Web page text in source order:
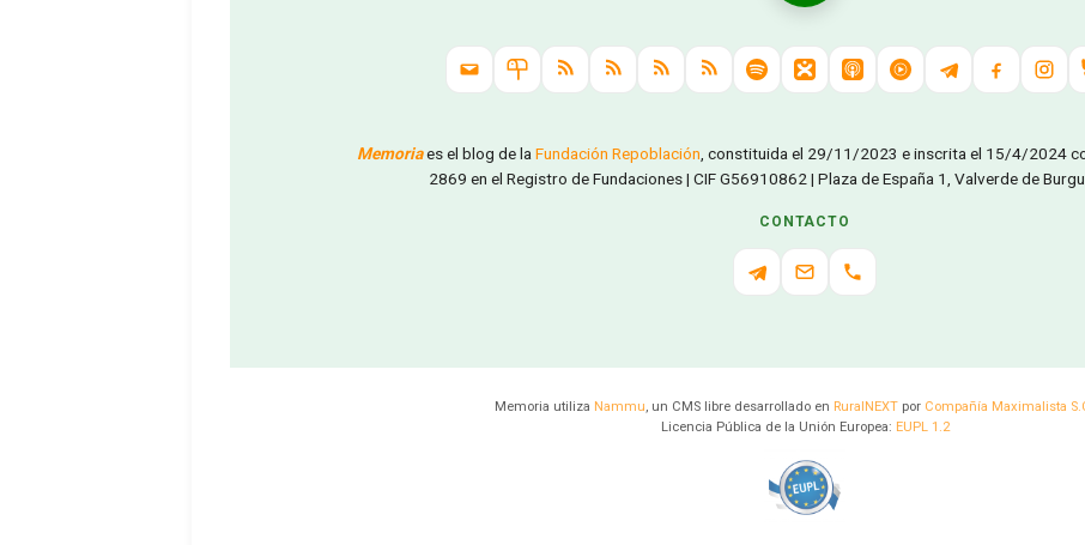
Memoriaes el blog de laFundación Repoblación, constituida el 29/11/2023 e inscrita el 15/4/2024
2869 en el Registro de Fundaciones | CIF G56910862 | Plaza de España 1, Valverde de
CONTACTO
Memoria utiliza Nammu, un CMS libre desarrollado en RuralNEXTpor Compañía Maximalista
Licencia Pública de la Unión Europea: EUPL 1.2